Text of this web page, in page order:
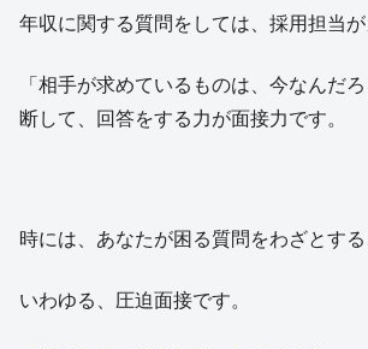
年収に関する質問をしては、採用担当が
「相手が求めているものは、今なんだ
断して、回答をする力が面接力です。
時には、あなたが困る質問をわざとする
いわゆる、圧迫面接です。